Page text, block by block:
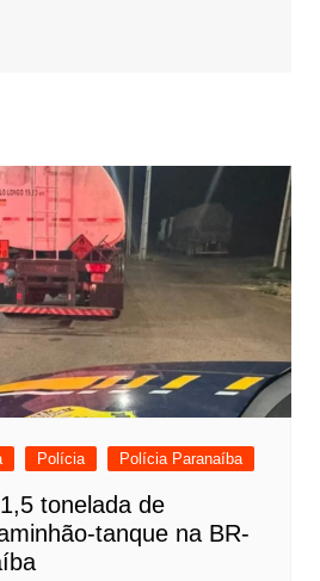
Polícia Polícia Paranaíba
tonelada de
tanque na BR-